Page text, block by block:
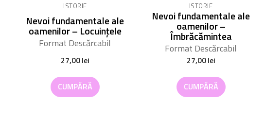
ISTORIE
Nevoi fundamentale ale
oamenilor – Locuințele
Format Descărcabil
27,00lei
CUMPĂRĂ
ISTORIE
Nevoi fundamentale ale
oamenilor –
Îmbrăcămintea
Format Descărcabil
27,00lei
CUMPĂRĂ